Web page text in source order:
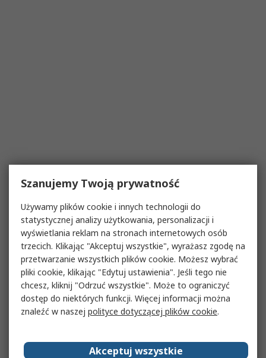
Szanujemy Twoją prywatność
Używamy plików cookie i innych technologii do
statystycznej analizy użytkowania, personalizacji i
wyświetlania reklam na stronach internetowych osób
trzecich. Klikając "Akceptuj wszystkie", wyrażasz zgodę na
przetwarzanie wszystkich plików cookie. Możesz wybrać
pliki cookie, klikając "Edytuj ustawienia". Jeśli tego nie
chcesz, kliknij "Odrzuć wszystkie". Może to ograniczyć
dostęp do niektórych funkcji. Więcej informacji można
znaleźć w naszej polityce dotyczącej plików cookie.
Akceptuj wszystkie